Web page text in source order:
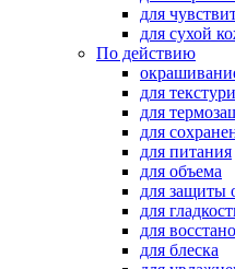
для
для сухой
По действию
для
для
для
для питания
для объема
для защиты
для
для
для блеска